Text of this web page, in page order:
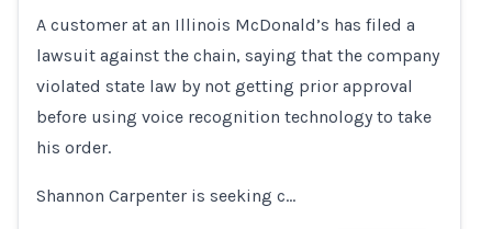
A customer at an Illinois McDonald’s has filed a
lawsuit against the chain, saying that the company
violated state law by not getting prior approval
before using voice recognition technology to take
his order.
Shannon Carpenter is seeking c…